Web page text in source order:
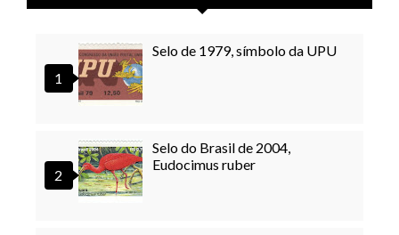
Selo de 1979, símbolo da UPU
Selo do Brasil de 2004,
Eudocimus ruber